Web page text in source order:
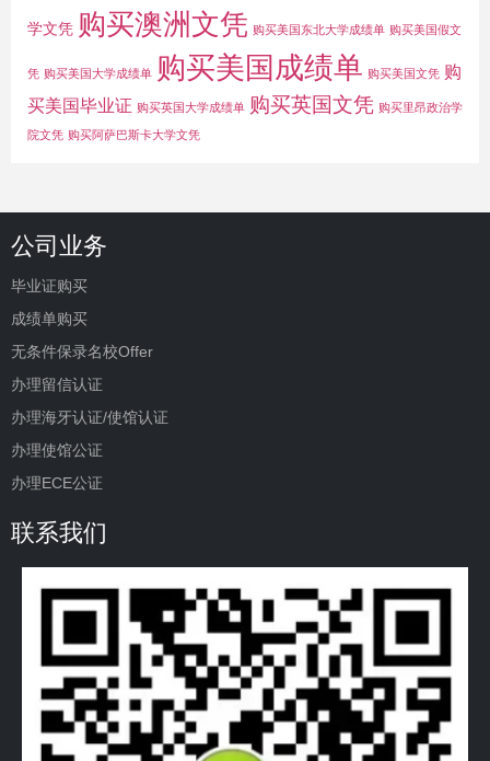
学文凭 购买澳洲文凭 购买美国东北大学成绩单 购买美国假文
凭 购买美国大学成绩单 购买美国成绩单 购买美国文凭 购
买美国毕业证 购买英国大学成绩单 购买英国文凭 购买里昂政治学
院文凭 购买阿萨巴斯卡大学文凭
公司业务
毕业证购买
成绩单购买
无条件保录名校Offer
办理留信认证
办理海牙认证/使馆认证
办理使馆公证
办理ECE公证
联系我们